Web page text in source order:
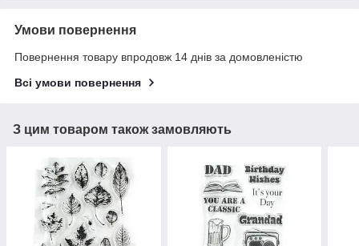
Умови повернення
Повернення товару впродовж 14 днів за домовленістю
Всі умови повернення
З цим товаром також замовляють